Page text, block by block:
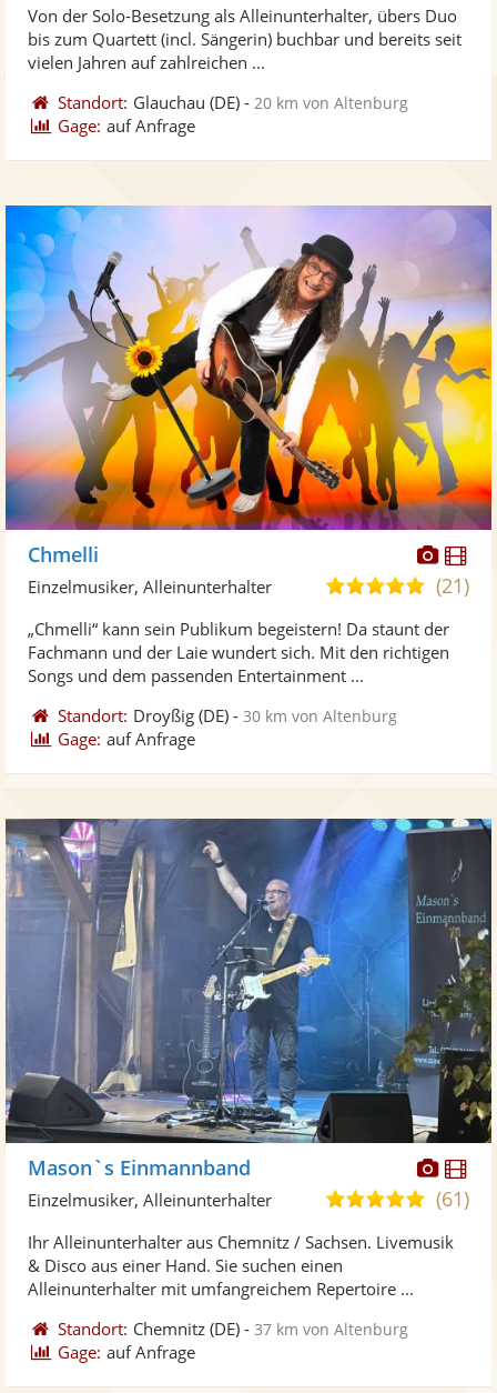
Fotos
5
Von der Solo-Besetzung als Alleinunterhalter, übers Duo
bis zum Quartett (incl. Sängerin) buchbar und bereits seit
vielen Jahren auf zahlreichen ...
Standort: Glauchau (DE) - 20 km von Altenburg
Gage: auf Anfrage
Fotos
Chmelli
5,0
5
Sternen
(21)
Einzelmusiker, Alleinunterhalter
„Chmelli“ kann sein Publikum begeistern! Da staunt der
Fachmann und der Laie wundert sich. Mit den richtigen
Songs und dem passenden Entertainment ...
Standort: Droyßig (DE) -30 km von Altenburg
Gage: auf Anfrage
Fotos
Mason`s Einmannband
4,9
5
(61)
Einzelmusiker, Alleinunterhalter
Ihr Alleinunterhalter aus Chemnitz / Sachsen. Livemusik
& Disco aus einer Hand. Sie suchen einen
Alleinunterhalter mit umfangreichem Repertoire ...
Standort: Chemnitz (DE) -37 km von Altenburg
Gage: auf Anfrage